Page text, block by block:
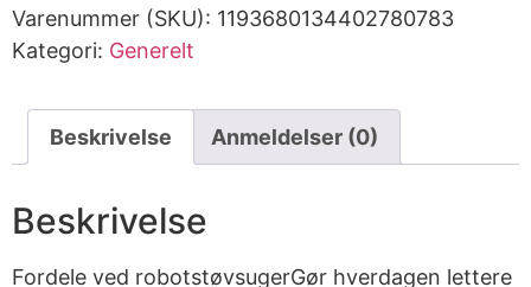
Varenummer (SKU): 1193680134402780783
Kategori: Generelt
Beskrivelse Anmeldelser (0)
Beskrivelse
Fordele ved robotstøvsugerGør hverdagen lettere